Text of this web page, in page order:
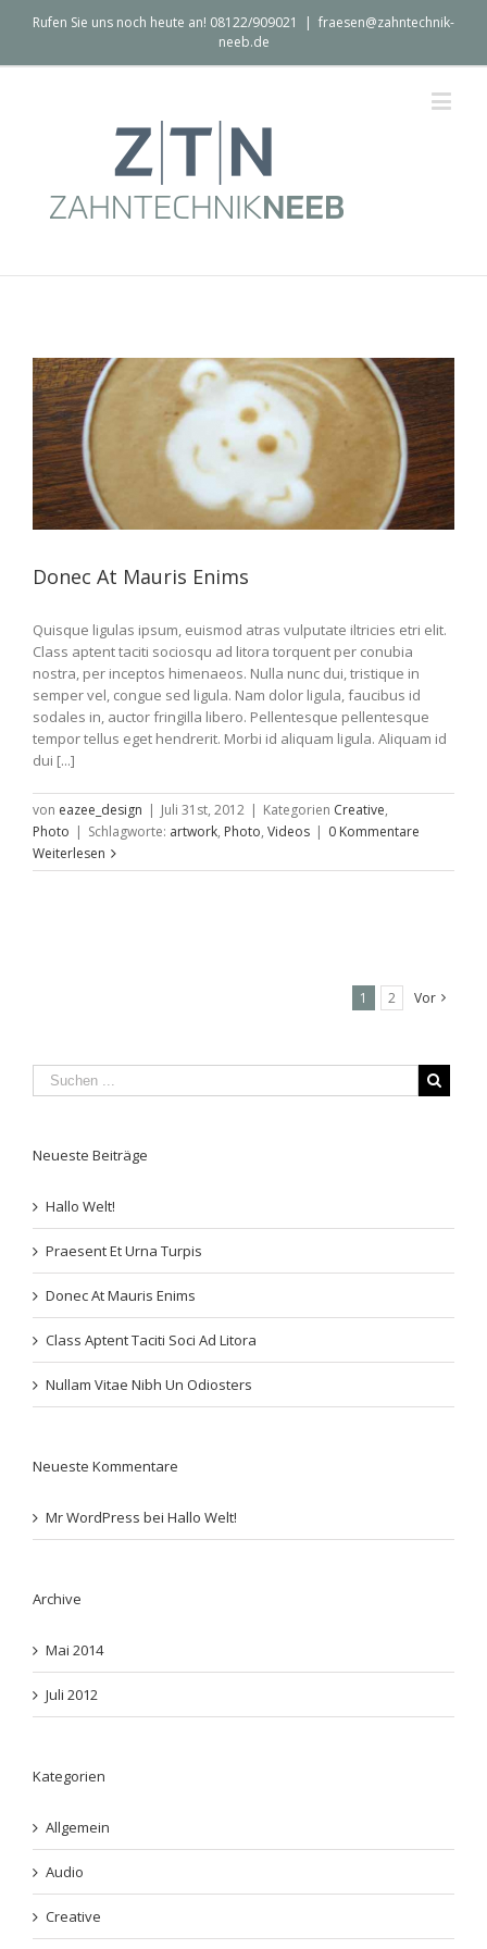
Rufen Sie uns noch heute an! 08122/909021 | fraesen@zahntechnik-
neeb.de
Donec At Mauris Enims
Quisque ligulas ipsum, euismod atras vulputate iltricies etri elit.
Class aptent taciti sociosqu ad litora torquent per conubia
nostra, per inceptos himenaeos. Nulla nunc dui, tristique in
semper vel, congue sed ligula. Nam dolor ligula, faucibus id
sodales in, auctor fringilla libero. Pellentesque pellentesque
tempor tellus eget hendrerit. Morbi id aliquam ligula. Aliquam id
dui [...]
von eazee_design | Juli 31st, 2012 | Kategorien Creative,
Photo | Schlagworte: artwork, Photo, Videos | 0 Kommentare
Weiterlesen
1 2 Vor
Neueste Beiträge
Hallo Welt!
Praesent Et Urna Turpis
Donec At Mauris Enims
Class Aptent Taciti Soci Ad Litora
Nullam Vitae Nibh Un Odiosters
Neueste Kommentare
Mr WordPress bei Hallo Welt!
Archive
Mai 2014
Juli 2012
Kategorien
Allgemein
Audio
Creative